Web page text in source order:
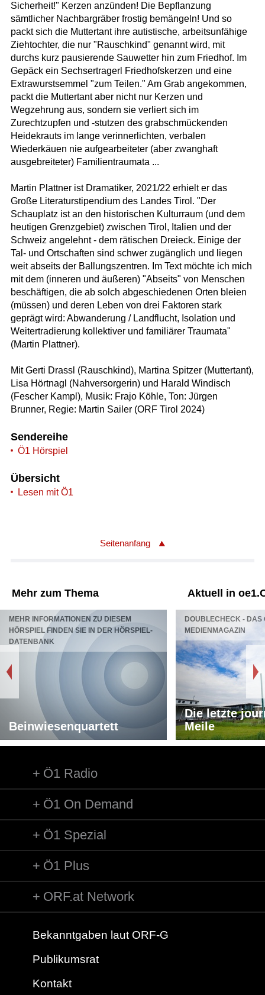
Sicherheit!" Kerzen anzünden! Die Bepflanzung
sämtlicher Nachbargräber frostig bemängeln! Und so
packt sich die Muttertant ihre autistische, arbeitsunfähige
Ziehtochter, die nur "Rauschkind" genannt wird, mit
durchs kurz pausierende Sauwetter hin zum Friedhof. Im
Gepäck ein Sechsertragerl Friedhofskerzen und eine
Extrawurstsemmel "zum Teilen." Am Grab angekommen,
packt die Muttertant aber nicht nur Kerzen und
Wegzehrung aus, sondern sie verliert sich im
Zurechtzupfen und -stutzen des grabschmückenden
Heidekrauts im lange verinnerlichten, verbalen
Wiederkäuen nie aufgearbeiteter (aber zwanghaft
ausgebreiteter) Familientraumata ...
Martin Plattner ist Dramatiker, 2021/22 erhielt er das
Große Literaturstipendium des Landes Tirol. "Der
Schauplatz ist an den historischen Kulturraum (und dem
heutigen Grenzgebiet) zwischen Tirol, Italien und der
Schweiz angelehnt - dem rätischen Dreieck. Einige der
Tal- und Ortschaften sind schwer zugänglich und liegen
weit abseits der Ballungszentren. Im Text möchte ich mich
mit dem (inneren und äußeren) "Abseits" von Menschen
beschäftigen, die ab solch abgeschiedenen Orten bleien
(müssen) und deren Leben von drei Faktoren stark
geprägt wird: Abwanderung / Landflucht, Isolation und
Weitertradierung kollektiver und familiärer Traumata"
(Martin Plattner).
Mit Gerti Drassl (Rauschkind), Martina Spitzer (Muttertant),
Lisa Hörtnagl (Nahversorgerin) und Harald Windisch
(Fescher Kampl), Musik: Frajo Köhle, Ton: Jürgen
Brunner, Regie: Martin Sailer (ORF Tirol 2024)
Sendereihe
Ö1 Hörspiel
Übersicht
Lesen mit Ö1
Seitenanfang
Mehr zum Thema
MEHR INFORMATIONEN ZU DIESEM
HÖRSPIEL FINDEN SIE IN DER HÖRSPIEL-
DATENBANK
Beinwiesenquartett
Aktuell in
DOUBLECHECK - DAS
MEDIENMAGAZIN
Die letzte
Meile
Ö1 Radio
Ö1 On Demand
Ö1 Spezial
Ö1 Plus
ORF.at Network
Bekanntgaben laut ORF-G
Publikumsrat
Kontakt